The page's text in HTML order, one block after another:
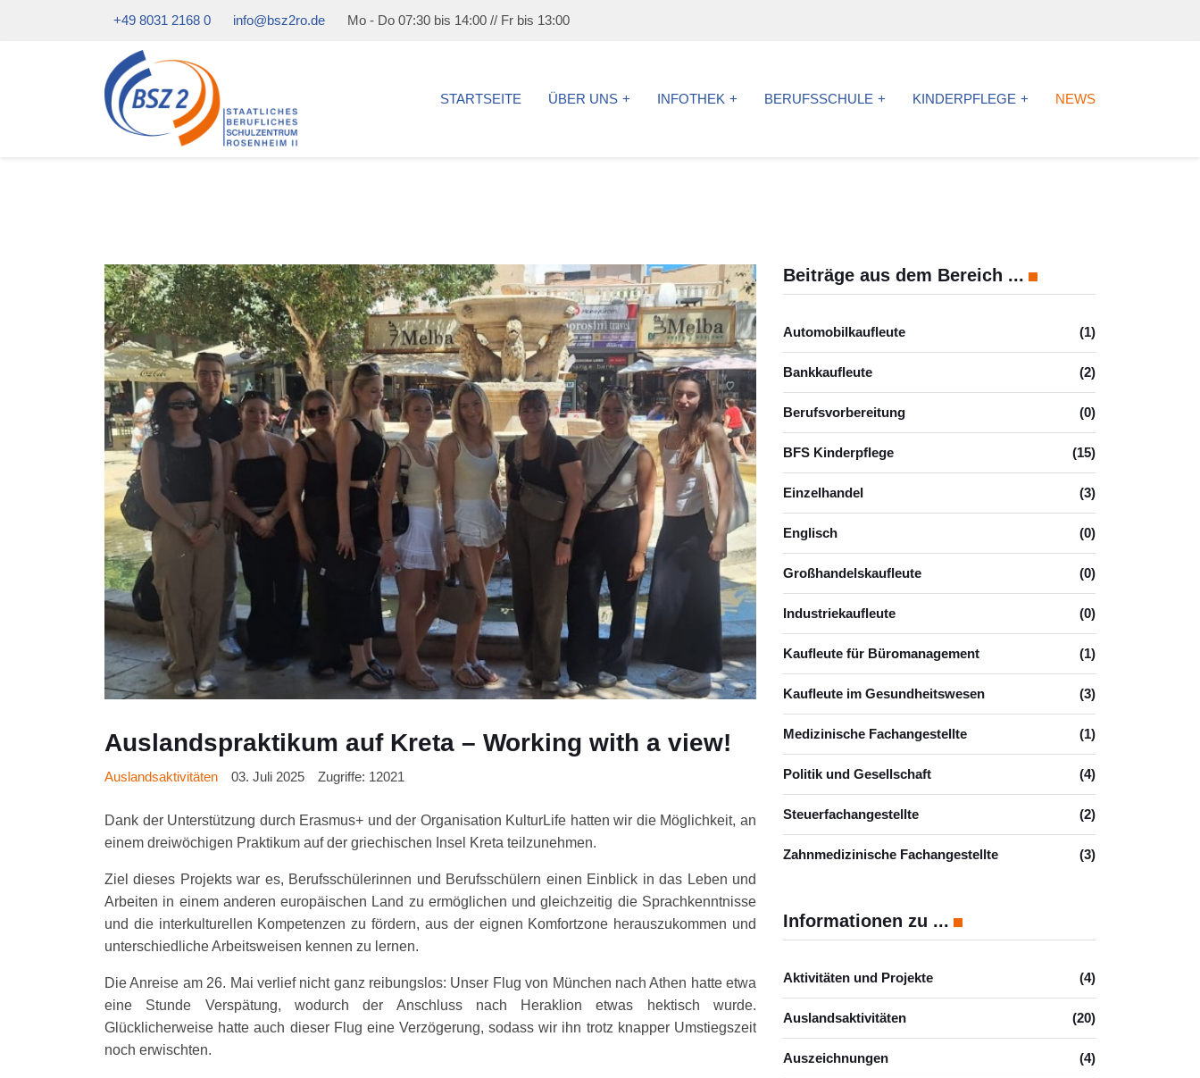
+49 8031 2168 0 info@bsz2ro.de Mo - Do 07:30 bis 14:00 // Fr bis 13:00
STARTSEITE ÜBER UNS INFOTHEK BERUFSSCHULE KINDERPFLEGE NEWS
Auslandspraktikum auf Kreta – Working with a view!
Auslandsaktivitäten 03. Juli 2025 Zugriffe: 12021
Dank der Unterstützung durch Erasmus+ und der Organisation KulturLife hatten wir die Möglichkeit, an
einem dreiwöchigen Praktikum auf der griechischen Insel Kreta teilzunehmen.
Ziel dieses Projekts war es, Berufsschülerinnen und Berufsschülern einen Einblick in das Leben und
Arbeiten in einem anderen europäischen Land zu ermöglichen und gleichzeitig die Sprachkenntnisse
und die interkulturellen Kompetenzen zu fördern, aus der eignen Komfortzone herauszukommen und
unterschiedliche Arbeitsweisen kennen zu lernen.
Die Anreise am 26. Mai verlief nicht ganz reibungslos: Unser Flug von München nach Athen hatte etwa
eine Stunde Verspätung, wodurch der Anschluss nach Heraklion etwas hektisch wurde.
Glücklicherweise hatte auch dieser Flug eine Verzögerung, sodass wir ihn trotz knapper Umstiegszeit
noch erwischten.
Beiträge aus dem Bereich ...
Automobilkaufleute (1)
Bankkaufleute (2)
Berufsvorbereitung (0)
BFS Kinderpflege (15)
Einzelhandel (3)
Englisch (0)
Großhandelskaufleute (0)
Industriekaufleute (0)
Kaufleute für Büromanagement (1)
Kaufleute im Gesundheitswesen (3)
Medizinische Fachangestellte (1)
Politik und Gesellschaft (4)
Steuerfachangestellte (2)
Zahnmedizinische Fachangestellte (3)
Informationen zu ...
Aktivitäten und Projekte (4)
Auslandsaktivitäten (20)
Auszeichnungen (4)